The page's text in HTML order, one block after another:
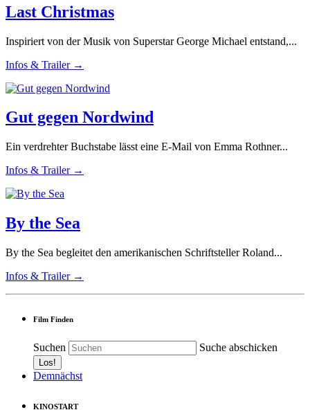
Last Christmas
Inspiriert von der Musik von Superstar George Michael entstand,...
Infos & Trailer →
Gut gegen Nordwind
Ein verdrehter Buchstabe lässt eine E-Mail von Emma Rothner...
Infos & Trailer →
By the Sea
By the Sea begleitet den amerikanischen Schriftsteller Roland...
Infos & Trailer →
Film Finden
Suchen Suche abschicken
Demnächst
KINOSTART